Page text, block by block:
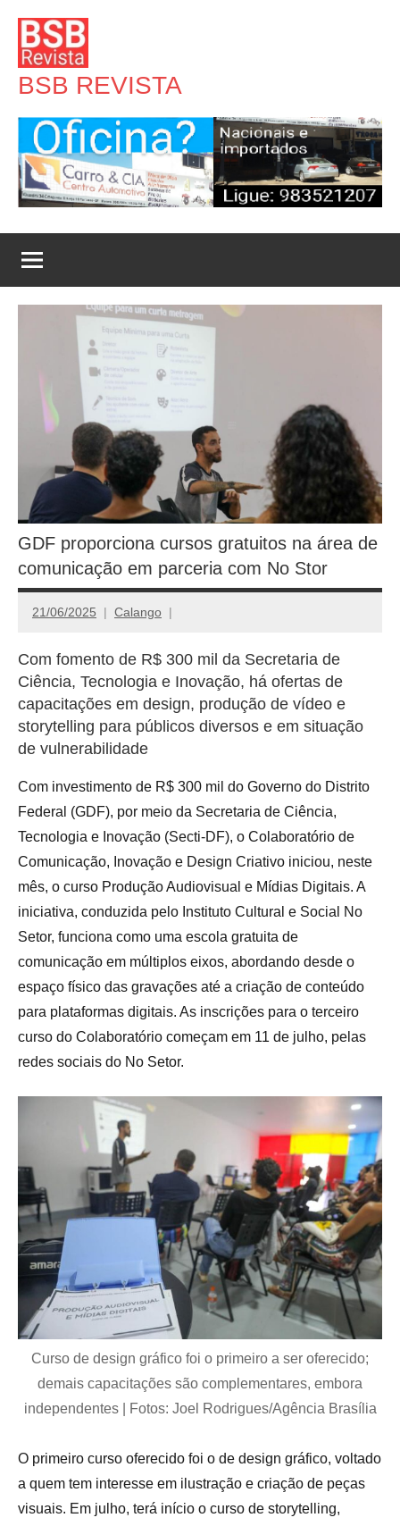
para
conteúdo
BSB REVISTA
GDF proporciona cursos gratuitos na área de
comunicação em parceria com No Stor
21/06/2025 Calango
Com fomento de R$ 300 mil da Secretaria de
Ciência, Tecnologia e Inovação, há ofertas de
capacitações em design, produção de vídeo e
storytelling para públicos diversos e em situação
de vulnerabilidade
Com investimento de R$ 300 mil do Governo do Distrito
Federal (GDF), por meio da Secretaria de Ciência,
Tecnologia e Inovação (Secti-DF), o Colaboratório de
Comunicação, Inovação e Design Criativo iniciou, neste
mês, o curso Produção Audiovisual e Mídias Digitais. A
iniciativa, conduzida pelo Instituto Cultural e Social No
Setor, funciona como uma escola gratuita de
comunicação em múltiplos eixos, abordando desde o
espaço físico das gravações até a criação de conteúdo
para plataformas digitais. As inscrições para o terceiro
curso do Colaboratório começam em 11 de julho, pelas
redes sociais do No Setor.
Curso de design gráfico foi o primeiro a ser oferecido;
demais capacitações são complementares, embora
independentes | Fotos: Joel Rodrigues/Agência Brasília
O primeiro curso oferecido foi o de design gráfico, voltado
a quem tem interesse em ilustração e criação de peças
visuais. Em julho, terá início o curso de storytelling,